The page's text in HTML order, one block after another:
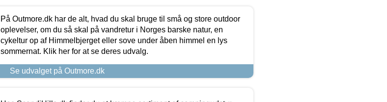
På Outmore.dk har de alt, hvad du skal bruge til små og store outdoor
oplevelser, om du så skal på vandretur i Norges barske natur, en
cykeltur op af Himmelbjerget eller sove under åben himmel en lys
sommernat. Klik her for at se deres udvalg.
Se udvalget på Outmore.dk